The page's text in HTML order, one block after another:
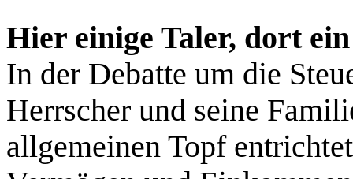
Hier einige Taler, dort
In der Debatte um die
Herrscher und seine
allgemeinen Topf